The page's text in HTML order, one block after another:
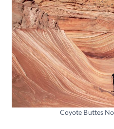
Coyote Buttes